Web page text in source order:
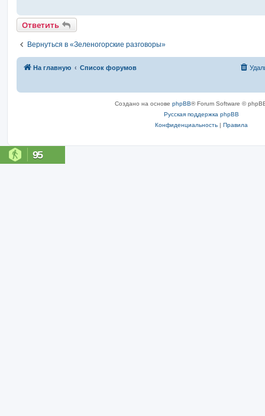
Ответить
Вернуться в «Зеленогорские разговоры»
На главную Список форумов
Создано на основе phpBB® Forum Software ©
Русская поддержка phpBB
Конфиденциальность | Правила
95